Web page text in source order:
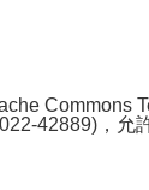
Commons
42889)，允